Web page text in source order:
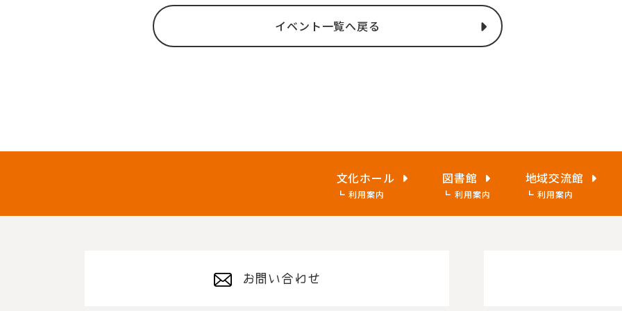
イベント一覧へ戻る
文化ホール
利用案内
図書館
利用案内
地域交流館
利用案内
お問い合わせ